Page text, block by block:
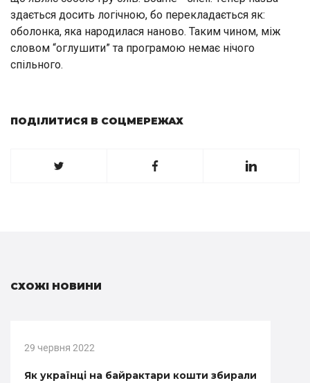
здається досить логічною, бо перекладається як:
оболонка, яка народилася наново. Таким чином, між
словом “оглушити” та програмою немає нічого
спільного.
ПОДІЛИТИСЯ В СОЦМЕРЕЖАХ
СХОЖІ НОВИНИ
29 червня 2022
Як українці на байрактари кошти збирали